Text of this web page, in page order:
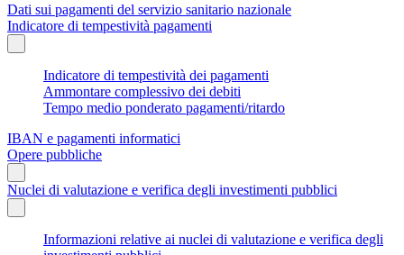
Dati sui pagamenti del servizio sanitario nazionale
Indicatore di tempestività pagamenti
Indicatore di tempestività dei pagamenti
Ammontare complessivo dei debiti
Tempo medio ponderato pagamenti/ritardo
IBAN e pagamenti informatici
Opere pubbliche
Nuclei di valutazione e verifica degli investimenti pubblici
Informazioni relative ai nuclei di valutazione e verifica degli